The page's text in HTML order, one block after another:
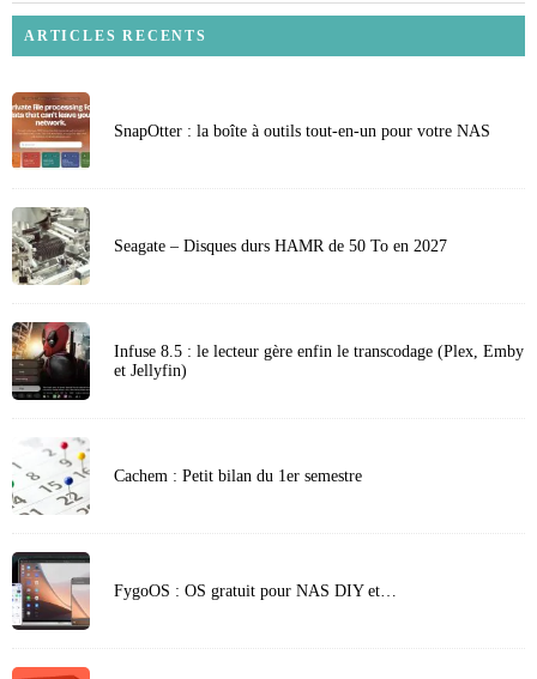
ARTICLES RECENTS
SnapOtter : la boîte à outils tout-en-un pour votre NAS
Seagate – Disques durs HAMR de 50 To en 2027
Infuse 8.5 : le lecteur gère enfin le transcodage (Plex, Emby
et Jellyfin)
Cachem : Petit bilan du 1er semestre
FygoOS : OS gratuit pour NAS DIY et…